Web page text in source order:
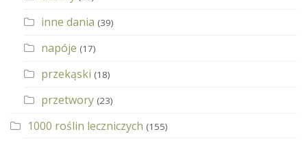
inne dania (39)
napóje (17)
przekąski (18)
przetwory (23)
1000 roślin leczniczych (155)